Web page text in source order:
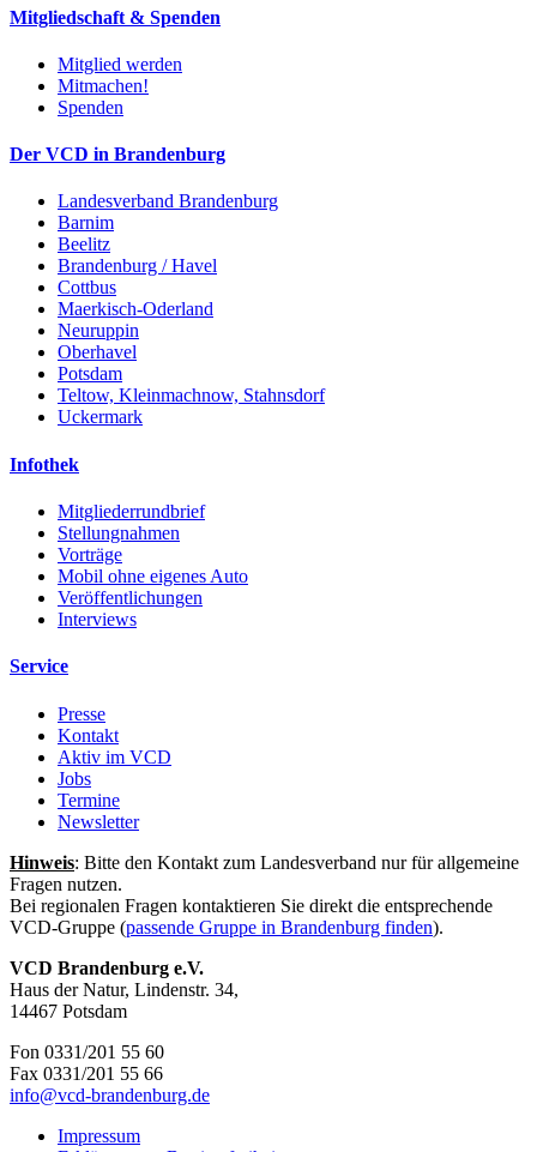
Mitgliedschaft & Spenden
Mitglied werden
Mitmachen!
Spenden
Der VCD in Brandenburg
Landesverband Brandenburg
Barnim
Beelitz
Brandenburg / Havel
Cottbus
Maerkisch-Oderland
Neuruppin
Oberhavel
Potsdam
Teltow, Kleinmachnow, Stahnsdorf
Uckermark
Infothek
Mitgliederrundbrief
Stellungnahmen
Vorträge
Mobil ohne eigenes Auto
Veröffentlichungen
Interviews
Service
Presse
Kontakt
Aktiv im VCD
Jobs
Termine
Newsletter
Hinweis: Bitte den Kontakt zum Landesverband nur für allgemeine
Fragen nutzen.
Bei regionalen Fragen kontaktieren Sie direkt die entsprechende
VCD-Gruppe (passende Gruppe in Brandenburg finden).
VCD Brandenburg e.V.
Haus der Natur, Lindenstr. 34,
14467 Potsdam
Fon 0331/201 55 60
Fax 0331/201 55 66
info@vcd-brandenburg.de
Impressum